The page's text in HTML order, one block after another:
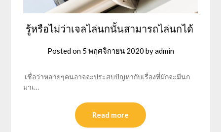
รู้หรือไม่ว่าเจลไล่นกนั้นสามารถไล่นกได้
Posted on 5 พฤศจิกายน 2020 byadmin
เชื่อว่าหลายๆคนอาจจะประสบปัญหากับเรื่องที่มักจะมีนก
มาเ…
Read more